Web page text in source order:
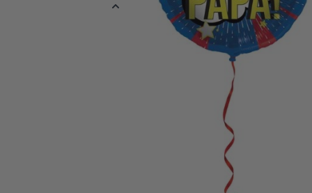
8714572630269